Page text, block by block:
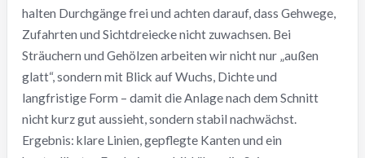
halten Durchgänge frei und achten darauf, dass Gehwege,
Zufahrten und Sichtdreiecke nicht zuwachsen. Bei
Sträuchern und Gehölzen arbeiten wir nicht nur „außen
glatt“, sondern mit Blick auf Wuchs, Dichte und
langfristige Form – damit die Anlage nach dem Schnitt
nicht kurz gut aussieht, sondern stabil nachwächst.
Ergebnis: klare Linien, gepflegte Kanten und ein